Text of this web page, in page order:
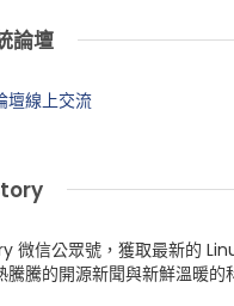
論壇
壇線上交流
微信公眾號，獲取最新的
騰騰的開源新聞與新鮮溫暖的